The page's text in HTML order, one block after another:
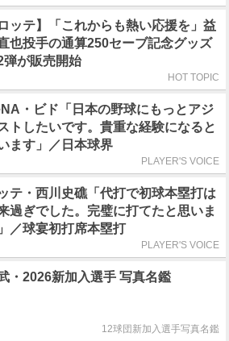
ロッテ】「これからも熱い応援を」益
也投手の通算250セーブ記念グッズ
弾が販売開始
HOT TOPIC
・ビド「日本の野球にもっとアジ
トしたいです。貴重な経験になると
ます」／日本球界
PLAYER'S VOICE
テ・西川史礁「代打で初球本塁打は
過ぎでした。完璧に打てたと思いま
／球宴初打席本塁打
PLAYER'S VOICE
・2026新加入選手 写真名鑑
12球団新加入選手写真名鑑